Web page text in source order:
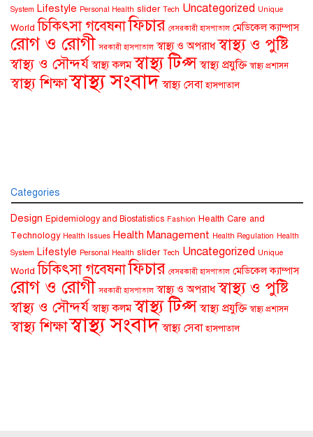
System Lifestyle Personal Health slider Tech Uncategorized Unique
World চিকিৎসা গবেষনাফিচার বেসরকারী হাসপাতাল মেডিকেল ক্যাম্পাস
রোগ ও রোগী সরকারী হাসপাতাল স্বাস্থ্য ও অপরাধ স্বাস্থ্য ও পুষ্টি
স্বাস্থ্য ও সৌন্দর্য স্বাস্থ্য কলম স্বাস্থ্য টিপ্স স্বাস্থ্য প্রযুক্তি স্বাস্থ্য প্রশাসন
স্বাস্থ্য শিক্ষাস্বাস্থ্য সংবাদ স্বাস্থ্য সেবা হাসপাতাল
Categories
Design Epidemiology and Biostatistics Fashion Health Care and
Technology Health Issues Health Management Health Regulation Health
System Lifestyle Personal Health slider Tech Uncategorized Unique
World চিকিৎসা গবেষনাফিচার বেসরকারী হাসপাতাল মেডিকেল ক্যাম্পাস
রোগ ও রোগী সরকারী হাসপাতাল স্বাস্থ্য ও অপরাধ স্বাস্থ্য ও পুষ্টি
স্বাস্থ্য ও সৌন্দর্য স্বাস্থ্য কলম স্বাস্থ্য টিপ্স স্বাস্থ্য প্রযুক্তি স্বাস্থ্য প্রশাসন
স্বাস্থ্য শিক্ষাস্বাস্থ্য সংবাদ স্বাস্থ্য সেবা হাসপাতাল